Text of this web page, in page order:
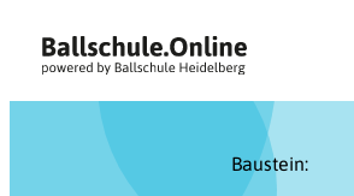
Inhalt
springen
Baustein: